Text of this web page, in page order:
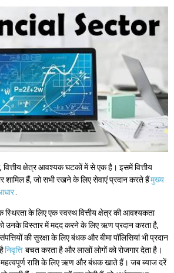
क्षेत्र आवश्यक घटकों में से एक है। इसमें वित्तीय
शामिल हैं, जो सभी रखने के लिए सेवाएं प्रदान करते हैंमुख्य
स्थिरता के लिए एक स्वस्थ वित्तीय क्षेत्र की आवश्यकता
को उनके विस्तार में मदद करने के लिए ऋण प्रदान करता है,
की सुरक्षा के लिए बंधक और बीमा पॉलिसियां भी प्रदान
निवृत्ति बचत करता है और लाखों लोगों को रोजगार देता है।
महत्वपूर्ण राशि के लिए ऋण और बंधक खाते हैं। जब ब्याज दरें